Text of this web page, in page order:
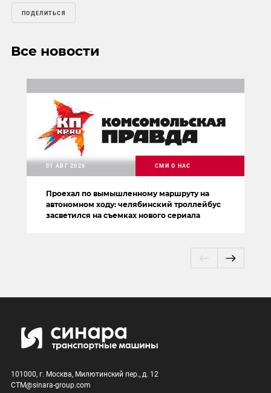
ПОДЕЛИТЬСЯ
Все новости
Проехал по вымышленному маршруту на
автономном ходу: челябинский троллейбус
засветился на съемках нового сериала
01 АВГ 2026 СМИ О НАС
101000, г. Москва, Милютинский пер., д. 12
CTM@sinara-group.com